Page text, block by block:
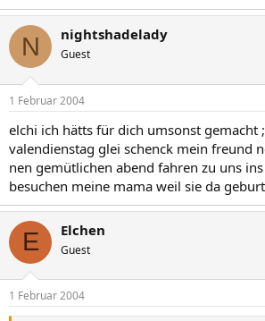
N nightshadelady
Guest
1 Februar 2004
elchi ich hätts für dich umsonst gemacht
valendienstag glei schenck mein freund
nen gemütlichen abend fahren zu uns
besuchen meine mama weil sie da
E Elchen
Guest
1 Februar 2004